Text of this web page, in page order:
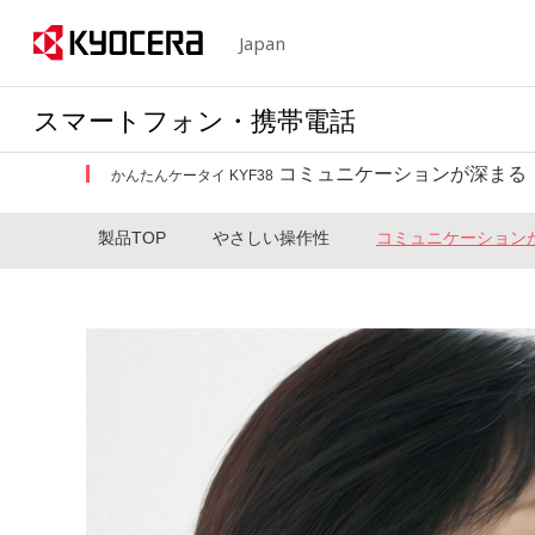
Japan
スマートフォン・携帯電話
かんたんケータイ KYF38 コミュニケーションが深まる
製品TOP やさしい操作性 コミュニケーション